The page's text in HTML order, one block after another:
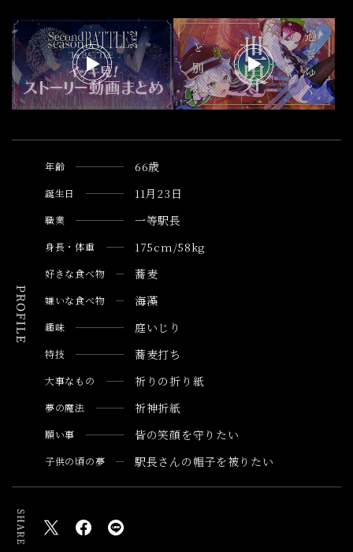
年齢 66歳
誕生日 11月23日
職業 一等駅長
身長・体重 175cm/58kg
好きな食べ物 蕎麦
嫌いな食べ物 海藻
趣味 庭いじり
特技 蕎麦打ち
大事なもの 祈りの折り紙
夢の魔法 祈神折紙
願い事 皆の笑顔を守りたい
子供の頃の夢 駅長さんの帽子を被りたい